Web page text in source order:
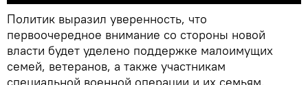
Политик выразил уверенность, что
первоочередное внимание со стороны новой
власти будет уделено поддержке малоимущих
семей, ветеранов, а также участникам
специальной военной операции и их семьям.